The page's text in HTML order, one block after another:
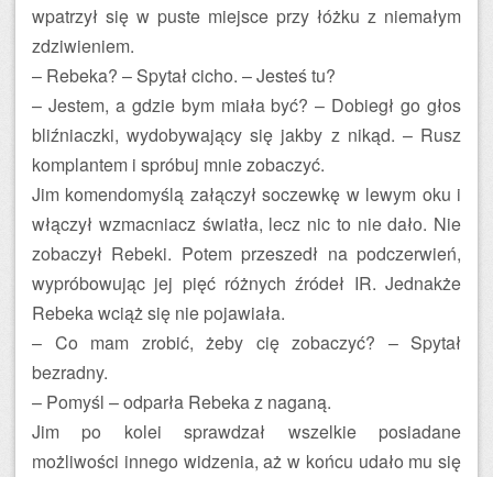
wpatrzył się w puste miejsce przy łóżku z niemałym
zdziwieniem.
– Rebeka? – Spytał cicho. – Jesteś tu?
– Jestem, a gdzie bym miała być? – Dobiegł go głos
bliźniaczki, wydobywający się jakby z nikąd. – Rusz
komplantem i spróbuj mnie zobaczyć.
Jim komendomyślą załączył soczewkę w lewym oku i
włączył wzmacniacz światła, lecz nic to nie dało. Nie
zobaczył Rebeki. Potem przeszedł na podczerwień,
wypróbowując jej pięć różnych źródeł IR. Jednakże
Rebeka wciąż się nie pojawiała.
– Co mam zrobić, żeby cię zobaczyć? – Spytał
bezradny.
– Pomyśl – odparła Rebeka z naganą.
Jim po kolei sprawdzał wszelkie posiadane
możliwości innego widzenia, aż w końcu udało mu się